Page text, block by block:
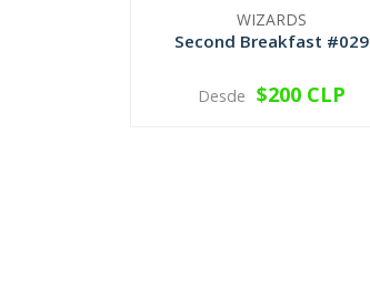
WIZARDS
Second Breakfast #029
VER OPCIONES
Desde $200 CLP